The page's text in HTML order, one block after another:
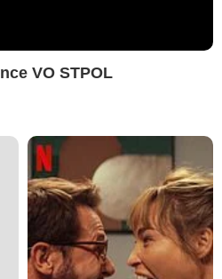
VO STPOL